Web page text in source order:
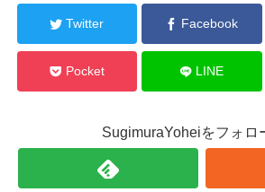
Twitter Facebook
Pocket LINE
SugimuraYoheiをフォロ